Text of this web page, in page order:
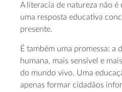
A literacia de natureza não
uma resposta educativa
presente.
É também uma promessa: a
humana, mais sensível e
do mundo vivo. Uma
apenas formar cidadãos